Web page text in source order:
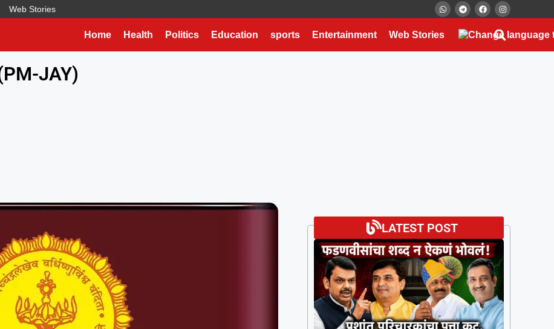
Web Stories
Home Health Politics Education sports Entertainment Web Stories
JAY)
LATEST POST